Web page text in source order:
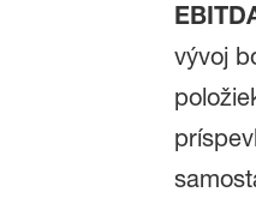
vývoj